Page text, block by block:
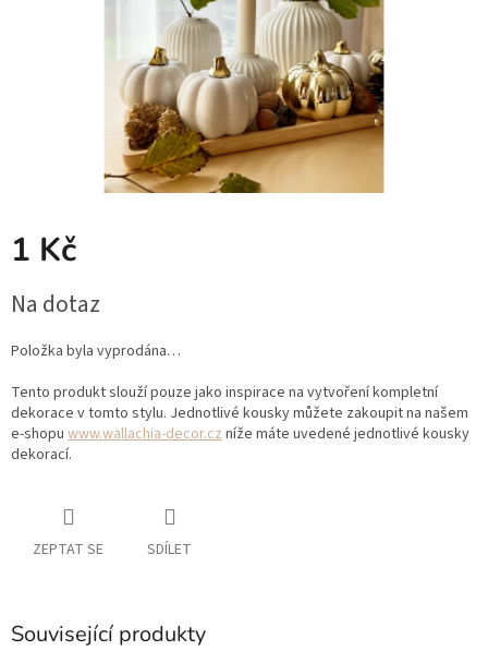
1 Kč
cena:
Na dotaz
Položka byla vyprodána…
Tento produkt slouží pouze jako inspirace na vytvoření kompletní
dekorace v tomto stylu. Jednotlivé kousky můžete zakoupit na našem
e-shopu www.wallachia-decor.czníže máte uvedené jednotlivé kousky
dekorací.
ZEPTAT SE SDÍLET
Související produkty